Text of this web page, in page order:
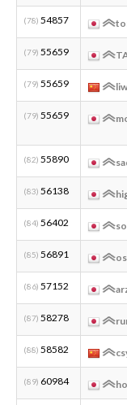
(78) 54857
(79) 55659
(79) 55659
(79) 55659
(82) 55890
(83) 56138
(84) 56402
(85) 56891
(86) 57152
(87) 58278
(88) 58582
(89) 60984